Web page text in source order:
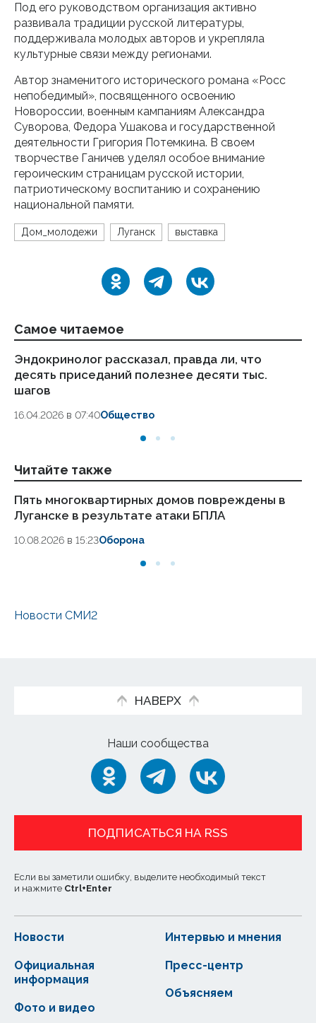
Под его руководством организация активно
развивала традиции русской литературы,
поддерживала молодых авторов и укрепляла
культурные связи между регионами.
Автор знаменитого исторического романа «Росс
непобедимый», посвященного освоению
Новороссии, военным кампаниям Александра
Суворова, Федора Ушакова и государственной
деятельности Григория Потемкина. В своем
творчестве Ганичев уделял особое внимание
героическим страницам русской истории,
патриотическому воспитанию и сохранению
национальной памяти.
Дом_молодежи Луганск выставка
Самое читаемое
Эндокринолог рассказал, правда ли, что
десять приседаний полезнее десяти тыс.
шагов
16.04.2026 в 07:40Общество
Читайте также
Пять многоквартирных домов повреждены в
Луганске в результате атаки БПЛА
10.08.2026 в 15:23Оборона
Новости СМИ2
НАВЕРХ
Наши сообщества
ПОДПИСАТЬСЯ НА RSS
Если вы заметили ошибку, выделите необходимый текст
и нажмите Ctrl+Enter
Новости
Официальная
информация
Интервью и мнения
Фото и видео
Пресс-центр
Объясняем